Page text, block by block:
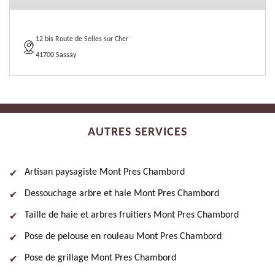
12 bis Route de Selles sur Cher
41700 Sassay
AUTRES SERVICES
Artisan paysagiste Mont Pres Chambord
Dessouchage arbre et haie Mont Pres Chambord
Taille de haie et arbres fruitiers Mont Pres Chambord
Pose de pelouse en rouleau Mont Pres Chambord
Pose de grillage Mont Pres Chambord